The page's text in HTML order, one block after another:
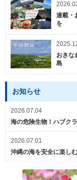
連載・
を
おきな
島
お知らせ
2026.07.04
海の危険生物！ハブク
2026.07.01
沖縄の海を安全に楽し